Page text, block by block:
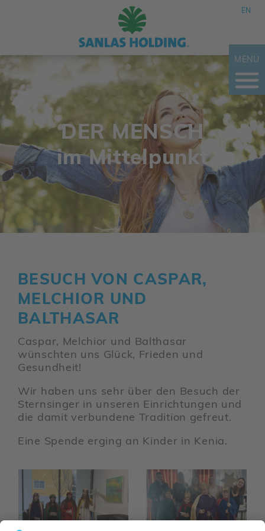
EN
MENÜ
DER MENSCH
im Mittel­punkt
BESUCH VON CASPAR,
MELCHIOR UND
BALTHASAR
Caspar, Melchior und Balthasar
wünschten uns Glück, Frieden und
Gesund­heit!
Wir haben uns sehr über den Besuch der
Stern­singer in unseren Einrich­tungen und
die damit verbun­dene Tradi­tion gefreut.
Eine Spende erging an Kinder in Kenia.